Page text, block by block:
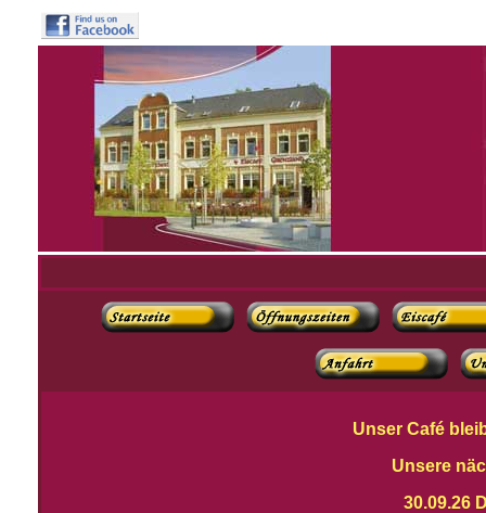
Unser Café
Unsere
30.09.26